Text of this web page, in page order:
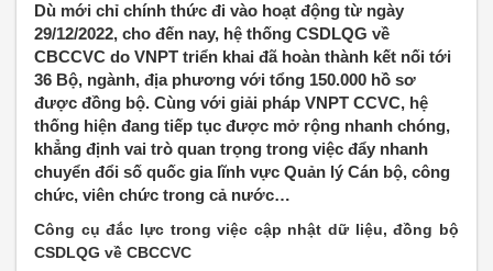
Dù mới chỉ chính thức đi vào hoạt động từ ngày
29/12/2022, cho đến nay, hệ thống CSDLQG về
CBCCVC do VNPT triển khai đã hoàn thành kết nối tới
36 Bộ, ngành, địa phương với tổng 150.000 hồ sơ
được đồng bộ. Cùng với giải pháp VNPT CCVC, hệ
thống hiện đang tiếp tục được mở rộng nhanh chóng,
khẳng định vai trò quan trọng trong việc đẩy nhanh
chuyển đổi số quốc gia lĩnh vực Quản lý Cán bộ, công
chức, viên chức trong cả nước…
Công cụ đắc lực trong việc cập nhật dữ liệu, đồng bộ
CSDLQG về CBCCVC